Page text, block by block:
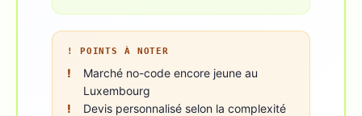
! POINTS À NOTER
Marché no-code encore jeune au
Luxembourg
Devis personnalisé selon la complexité